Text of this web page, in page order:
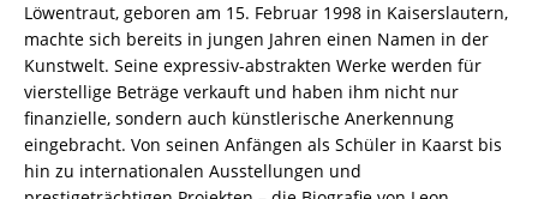
Löwentraut, geboren am 15. Februar 1998 in Kaiserslautern,
machte sich bereits in jungen Jahren einen Namen in der
Kunstwelt. Seine expressiv-abstrakten Werke werden für
vierstellige Beträge verkauft und haben ihm nicht nur
finanzielle, sondern auch künstlerische Anerkennung
eingebracht. Von seinen Anfängen als Schüler in Kaarst bis
hin zu internationalen Ausstellungen und